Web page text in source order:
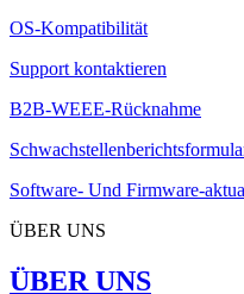
OS-Kompatibilität
Support kontaktieren
B2B-WEEE-Rücknahme
Software- Und Firmware-
ÜBER UNS
ÜBER UNS